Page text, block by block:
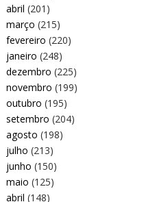
abril (201)
março (215)
fevereiro (220)
janeiro (248)
dezembro (225)
novembro (199)
outubro (195)
setembro (204)
agosto (198)
julho (213)
junho (150)
maio (125)
abril (148)